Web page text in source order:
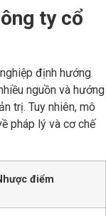
ty cổ
định hướng
nguồn và hướng
trị. Tuy nhiên, mô
pháp lý và cơ chế
điểm